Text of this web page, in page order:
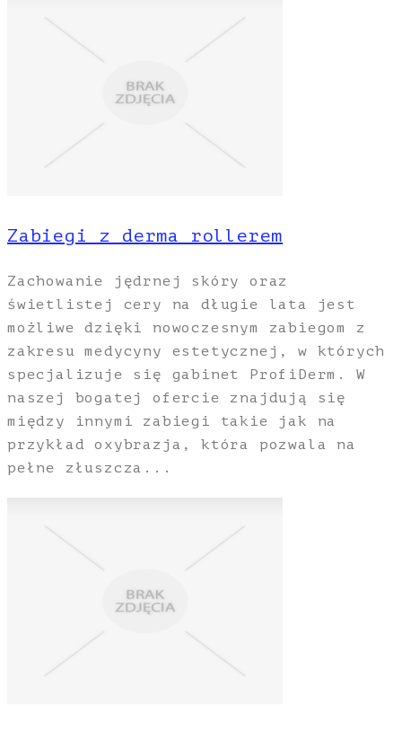
Zabiegi z derma rollerem
Zachowanie jędrnej skóry oraz
świetlistej cery na długie lata jest
możliwe dzięki nowoczesnym zabiegom z
zakresu medycyny estetycznej, w których
specjalizuje się gabinet ProfiDerm. W
naszej bogatej ofercie znajdują się
między innymi zabiegi takie jak na
przykład oxybrazja, która pozwala na
pełne złuszcza...